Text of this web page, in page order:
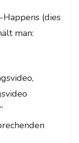
(dies
man: